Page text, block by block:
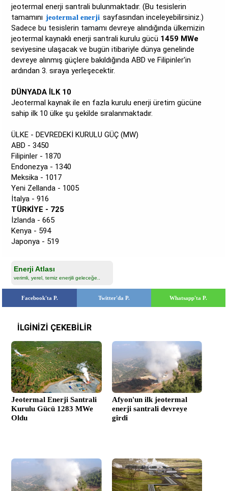
jeotermal enerji santrali bulunmaktadır. (Bu tesislerin
tamamını jeotermal enerji sayfasından inceleyebilirsiniz.)
Sadece bu tesislerin tamamı devreye alındığında ülkemizin
jeotermal kaynaklı enerji santrali kurulu gücü 1459 MWe
seviyesine ulaşacak ve bugün itibariyle dünya genelinde
devreye alınmış güçlere bakıldığında ABD ve Filipinler'in
ardından 3. sıraya yerleşecektir.
DÜNYADA İLK 10
Jeotermal kaynak ile en fazla kurulu enerji üretim gücüne
sahip ilk 10 ülke şu şekilde sıralanmaktadır.
ÜLKE - DEVREDEKİ KURULU GÜÇ (MW)
ABD - 3450
Filipinler - 1870
Endonezya - 1340
Meksika - 1017
Yeni Zellanda - 1005
İtalya - 916
TÜRKİYE - 725
İzlanda - 665
Kenya - 594
Japonya - 519
Enerji Atlası
verimli, yerel, temiz enerjili geleceğe..
Facebook'ta P. Twitter'da P. Whatsapp'ta P.
İLGİNİZİ ÇEKEBİLİR
Jeotermal Enerji Santrali
Kurulu Gücü 1283 MWe
Oldu
Afyon'un ilk jeotermal
enerji santrali devreye
girdi